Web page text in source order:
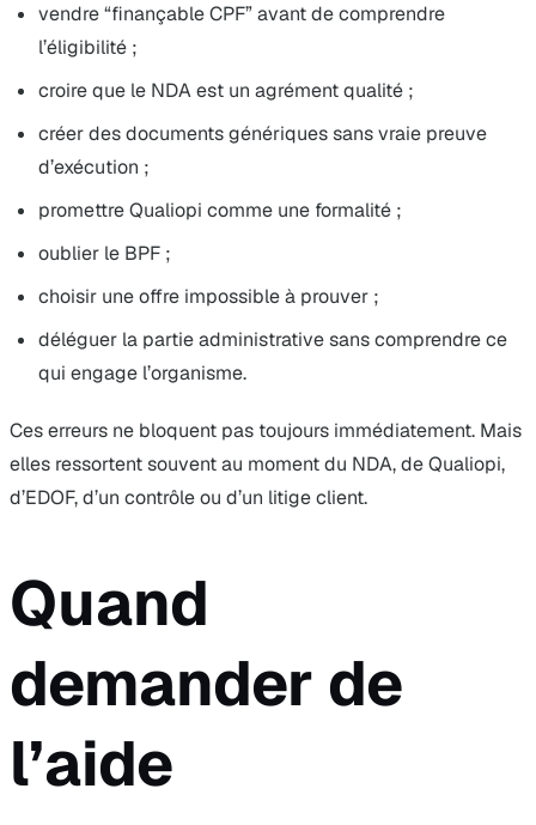
vendre “finançable CPF” avant de comprendre
l’éligibilité ;
croire que le NDA est un agrément qualité ;
créer des documents génériques sans vraie preuve
d’exécution ;
promettre Qualiopi comme une formalité ;
oublier le BPF ;
choisir une offre impossible à prouver ;
déléguer la partie administrative sans comprendre ce
qui engage l’organisme.
Ces erreurs ne bloquent pas toujours immédiatement. Mais
elles ressortent souvent au moment du NDA, de Qualiopi,
d’EDOF, d’un contrôle ou d’un litige client.
Quand
demander de
l’aide